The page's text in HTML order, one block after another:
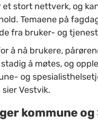
stort nettverk, og
Temaene på
fra bruker- og
å nå brukere,
å møtes, og
og
Vestvik.
kommune og